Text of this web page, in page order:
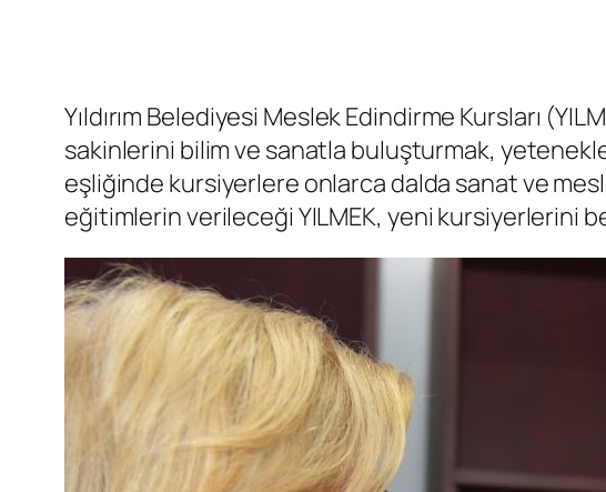
Yıldırım Belediyesi Meslek Edindirme Kursları
sakinlerini bilim ve sanatla buluşturmak,
eşliğinde kursiyerlere onlarca dalda sanat ve
eğitimlerin verileceği YILMEK, yeni kursiyerlerini